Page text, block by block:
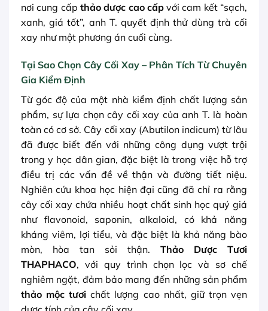
nơi cung cấp thảo dược cao cấpvới cam kết “sạch,
xanh, giá tốt”, anh T. quyết định thử dùng trà cối
xay như một phương án cuối cùng.
Tại Sao Chọn Cây Cối Xay – Phân Tích Từ Chuyên
Gia Kiểm Định
Từ góc độ của một nhà kiểm định chất lượng sản
phẩm, sự lựa chọn cây cối xay của anh T. là hoàn
toàn có cơ sở. Cây cối xay (Abutilon indicum) từ lâu
đã được biết đến với những công dụng vượt trội
trong y học dân gian, đặc biệt là trong việc hỗ trợ
điều trị các vấn đề về thận và đường tiết niệu.
Nghiên cứu khoa học hiện đại cũng đã chỉ ra rằng
cây cối xay chứa nhiều hoạt chất sinh học quý giá
như flavonoid, saponin, alkaloid, có khả năng
kháng viêm, lợi tiểu, và đặc biệt là khả năng bào
mòn, hòa tan sỏi thận. Thảo Dược Tươi
THAPHACO, với quy trình chọn lọc và sơ chế
nghiêm ngặt, đảm bảo mang đến những sản phẩm
thảo mộc tươi chất lượng cao nhất, giữ trọn vẹn